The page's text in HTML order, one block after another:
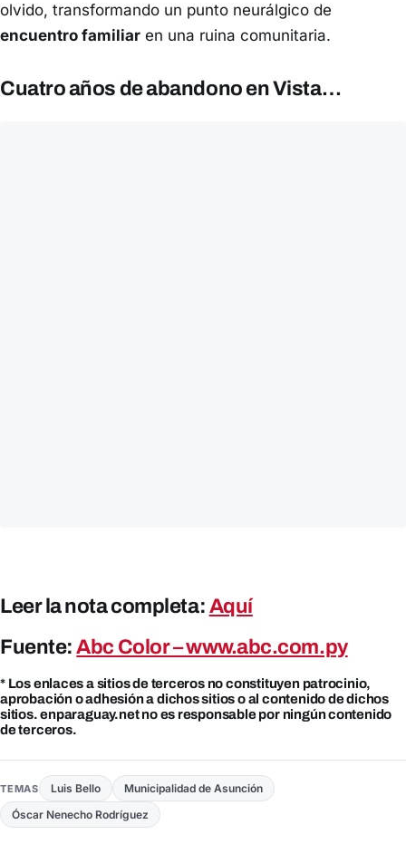
olvido, transformando un punto neurálgico de
encuentro familiar en una ruina comunitaria.
Cuatro años de abandono en Vista…
Leer la nota completa: Aquí
Fuente:Abc Color – www.abc.com.py
* Los enlaces a sitios de terceros no constituyen patrocinio,
aprobación o adhesión a dichos sitios o al contenido de dichos
sitios. enparaguay.net no es responsable por ningún contenido
de terceros.
TEMAS Luis Bello
Municipalidad de Asunción
Óscar Nenecho Rodríguez